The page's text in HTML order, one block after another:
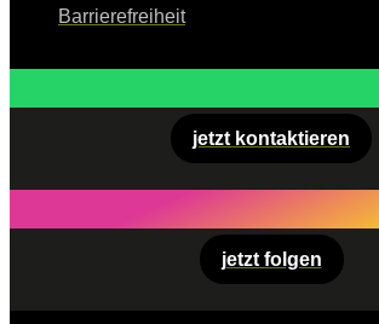
Barrierefreiheit
jetzt kontaktieren
jetzt folgen